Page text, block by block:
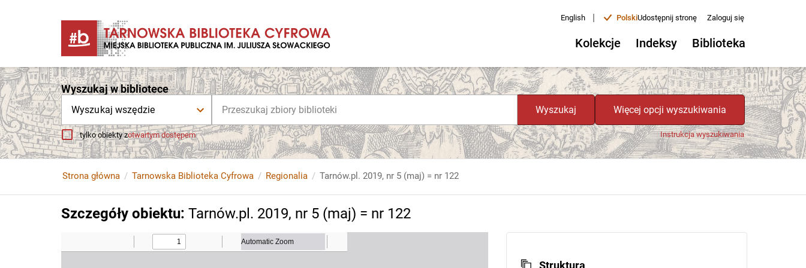
English | PolskiUdostępnij stronę Zaloguj się
Kolekcje Indeksy Biblioteka
Wyszukaj w bibliotece
Wyszukaj wszędzie Wyszukaj Więcej opcji wyszukiwania
tylko obiekty zotwartym dostępem Instrukcja wyszukiwania
Strona główna Tarnowska Biblioteka Cyfrowa Regionalia Tarnów.pl. 2019, nr 5 (maj) = nr 122
Szczegóły obiektu: Tarnów.pl. 2019, nr 5 (maj) = nr 122
Struktura